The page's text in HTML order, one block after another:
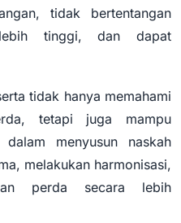
tidak bertentangan
tinggi, dan dapat
tidak hanya memahami
tetapi juga mampu
dalam menyusun naskah
melakukan harmonisasi,
perda secara lebih